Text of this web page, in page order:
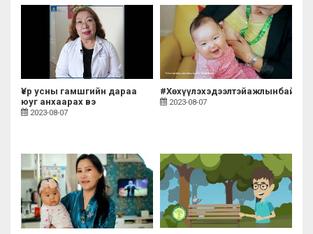
Үер усны гамшгийн дараа
юуг анхаарах вэ
2023-08-07
2023-08-07